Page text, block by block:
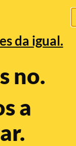
da igual.
no.
a
Especial Ceuta
Mar 18,